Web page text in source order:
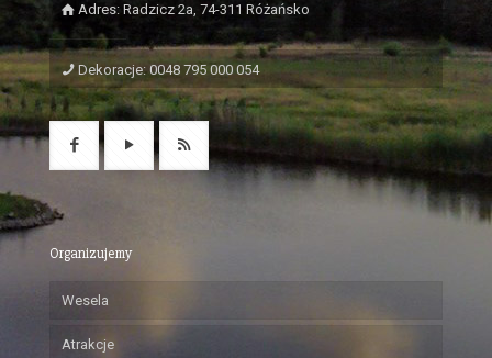
Adres: Radzicz 2a, 74-311 Różańsko
Dekoracje: 0048 795 000 054
Organizujemy
Wesela
Atrakcje